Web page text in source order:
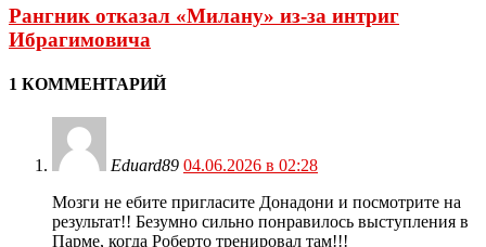
Рангник отказал «Милану» из-за интриг
Ибрагимовича
1 КОММЕНТАРИЙ
Eduard89 04.06.2026 в 02:28
Мозги не ебите пригласите Донадони и посмотрите на
результат!! Безумно сильно понравилось выступления в
Парме, когда Роберто тренировал там!!!